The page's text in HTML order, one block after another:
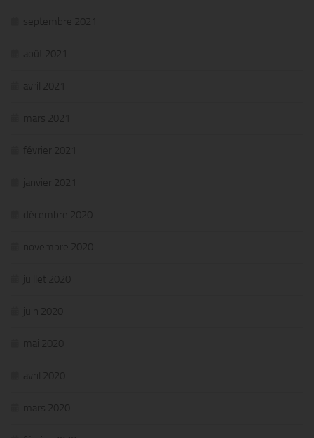
septembre 2021
août 2021
avril 2021
mars 2021
février 2021
janvier 2021
décembre 2020
novembre 2020
juillet 2020
juin 2020
mai 2020
avril 2020
mars 2020